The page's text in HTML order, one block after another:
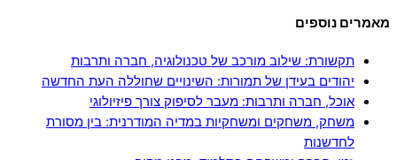
מאמרים נוספים
תקשורת: שילוב מורכב של טכנולוגיה, חברה ותרבות
יהודים בעידן של תמורות: השינויים שחוללה העת החדשה
אוכל, חברה ותרבות: מעבר לסיפוק צורך פיזיולוגי
משחק, משחקים ומשחקיות במדיה המודרנית: בין מסורת
לחדשנות